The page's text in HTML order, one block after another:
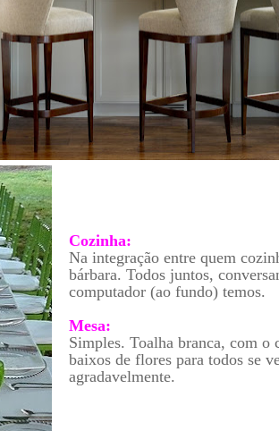
Cozinha:
Na integração entre quem
bárbara. Todos juntos,
computador (ao fundo) temos.
Mesa:
Simples. Toalha branca, com o
baixos de flores para todos se
agradavelmente.